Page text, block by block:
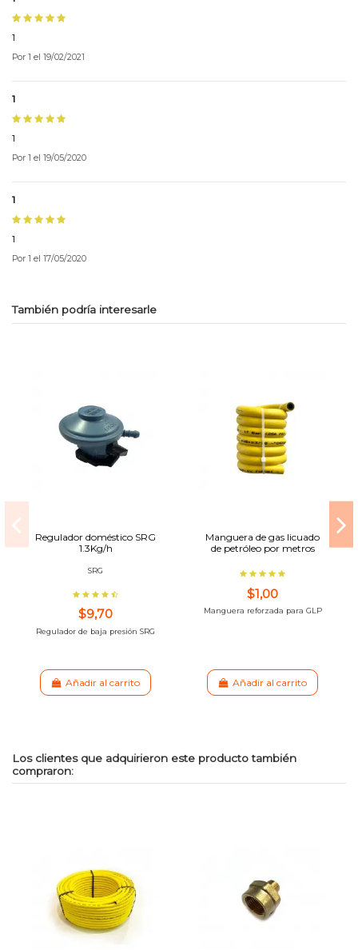
1
Por 1 el 19/02/2021
1
1
Por 1 el 19/05/2020
1
1
Por 1 el 17/05/2020
También podría interesarle
Regulador doméstico SRG
1.3Kg/h
SRG
$9,70
Regulador de baja presión SRG
Añadir al carrito
Manguera de gas licuado
de petróleo por metros
$1,00
Manguera reforzada para GLP
Añadir al carrito
Los clientes que adquirieron este producto también
compraron: